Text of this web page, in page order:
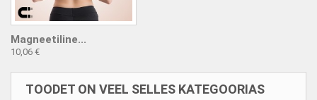
Magneetiline...
10,06 €
TOODET ON VEEL SELLES KATEGOORIAS